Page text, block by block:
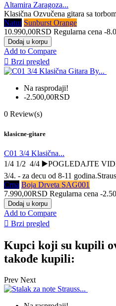
Altamira Zaragoza...
Klasična Ozvučena gitara sa
Natur Sunburst Orange
10.990,00RSD Regularna cena -
Dodaj u korpu
Add to Compare
 Brzi pregled
Na rasprodaji!
-2.500,00RSD
0 Review(s)
klasicne-gitare
C01 3/4 Klasična...
1/4 1/2 4/4 ▶️POGLEDAJTE
3/4. - za decu od 8-11
Crna Boja Drveta SAG001
7.990,00RSD Regularna cena -
Dodaj u korpu
Add to Compare
 Brzi pregled
Kupci koji su kupili
takođe kupili:
Prev Next